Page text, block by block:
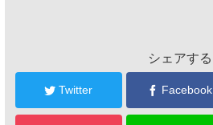
シェアする
Twitter Facebook